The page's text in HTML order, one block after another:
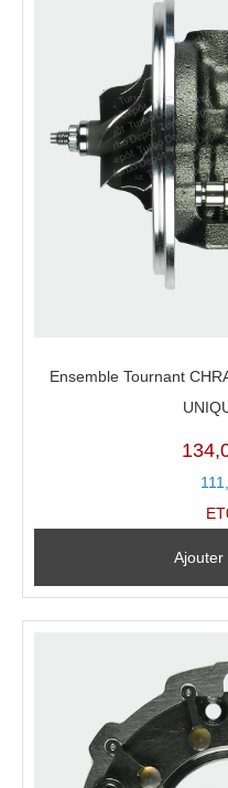
Ensemble Tournant
Ajouter